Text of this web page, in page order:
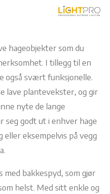
hageobjekter som du
I tillegg til en
også svært funksjonelle.
lave plantevekster, og gir
nyte de lange
seg godt ut i enhver hage
eksempelvis på vegg
med bakkespyd, som gjør
helst. Med sitt enkle og